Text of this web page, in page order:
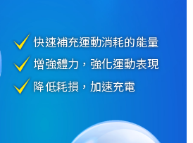
快速補充運動消耗的能量
增強體力，強化運動表現
降低耗損，加速充電